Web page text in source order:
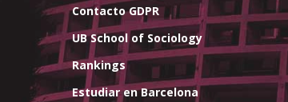
Contacto GDPR
UB School of Sociology
Rankings
Estudiar en Barcelona